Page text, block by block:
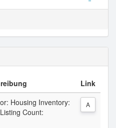
Link
Housing Inventory:
Count:
A